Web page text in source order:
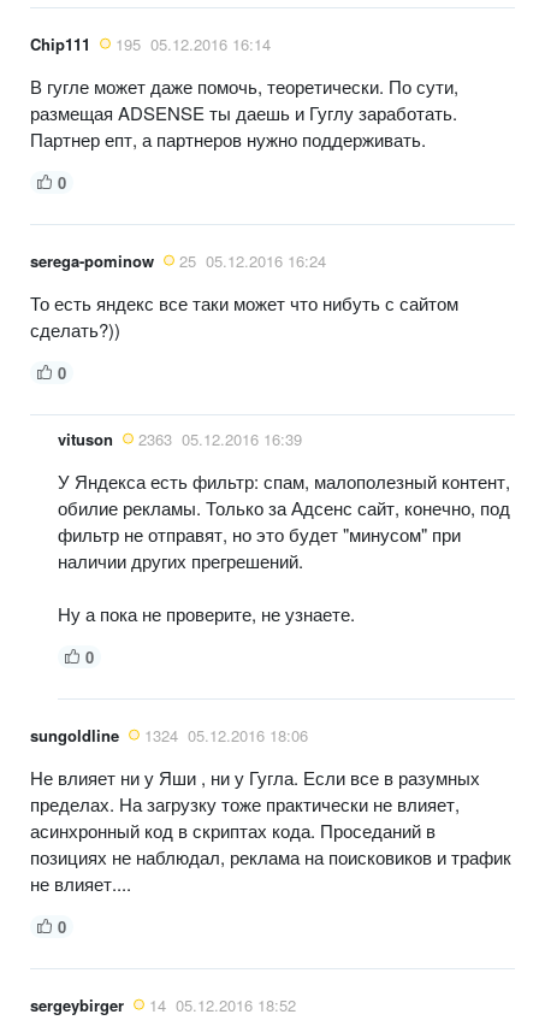
Chip111 195 05.12.2016 16:14
В гугле может даже помочь, теоретически. По сути,
размещая ADSENSE ты даешь и Гуглу заработать.
Партнер епт, а партнеров нужно поддерживать.
0
serega-pominow 25 05.12.2016 16:24
То есть яндекс все таки может что нибуть с сайтом
сделать?))
0
vituson 2363 05.12.2016 16:39
У Яндекса есть фильтр: спам, малополезный контент,
обилие рекламы. Только за Адсенс сайт, конечно, под
фильтр не отправят, но это будет "минусом" при
наличии других прегрешений.
Ну а пока не проверите, не узнаете.
0
sungoldline 1324 05.12.2016 18:06
Не влияет ни у Яши , ни у Гугла. Если все в разумных
пределах. На загрузку тоже практически не влияет,
асинхронный код в скриптах кода. Проседаний в
позициях не наблюдал, реклама на поисковиков и трафик
не влияет....
0
sergeybirger 14 05.12.2016 18:52